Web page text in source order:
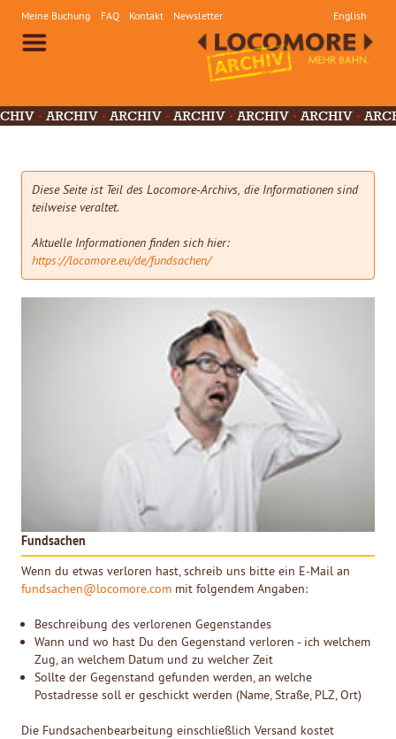
Meine Buchung FAQ Kontakt Newsletter English
ARCHIV ARCHIV ARCHIV ARCHIV ARCHIV
Diese Seite ist Teil des Locomore-Archivs, die Informationen sind
teilweise veraltet.
Aktuelle Informationen finden sich hier:
https://locomore.eu/de/fundsachen/
Fundsachen
Wenn du etwas verloren hast, schreib uns bitte ein E-Mail an
fundsachen@locomore.com mit folgendem Angaben:
Beschreibung des verlorenen Gegenstandes
Wann und wo hast Du den Gegenstand verloren - ich welchem
Zug, an welchem Datum und zu welcher Zeit
Sollte der Gegenstand gefunden werden, an welche
Postadresse soll er geschickt werden (Name, Straße, PLZ, Ort)
Die Fundsachenbearbeitung einschließlich Versand kostet